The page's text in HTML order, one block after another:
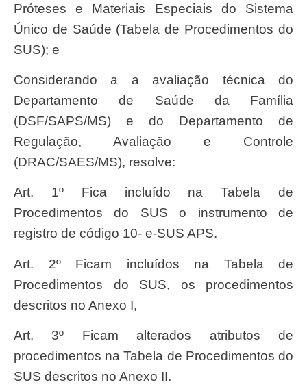
Próteses e Materiais Especiais do Sistema
Único de Saúde (Tabela de Procedimentos do
SUS); e
Considerando a a avaliação técnica do
Departamento de Saúde da Família
(DSF/SAPS/MS) e do Departamento de
Regulação, Avaliação e Controle
(DRAC/SAES/MS), resolve:
Art. 1º Fica incluído na Tabela de
Procedimentos do SUS o instrumento de
registro de código 10- e-SUS APS.
Art. 2º Ficam incluídos na Tabela de
Procedimentos do SUS, os procedimentos
descritos no Anexo I,
Art. 3º Ficam alterados atributos de
procedimentos na Tabela de Procedimentos do
SUS descritos no Anexo II.